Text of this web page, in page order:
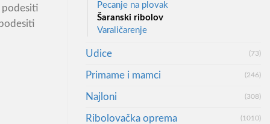
podesiti
Pecanje na plovak
Šaranski ribolov
Varaličarenje
Udice (73)
Primame i mamci (246)
Najloni (308)
Ribolovačka oprema (1010)